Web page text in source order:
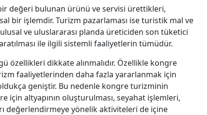
değeri bulunan ürünü ve servisi ürettikleri,
bir işlemdir. Turizm pazarlaması ise turistik mal ve
ve uluslararası planda üreticiden son tüketici
ile ilgili sistemli faaliyetlerin tümüdür.
özellikleri dikkate alınmalıdır. Özellikle kongre
faaliyetlerinden daha fazla yararlanmak için
geniştir. Bu nedenle kongre turizminin
için altyapının oluşturulması, seyahat işlemleri,
değerlendirmeye yönelik aktiviteleri de içine